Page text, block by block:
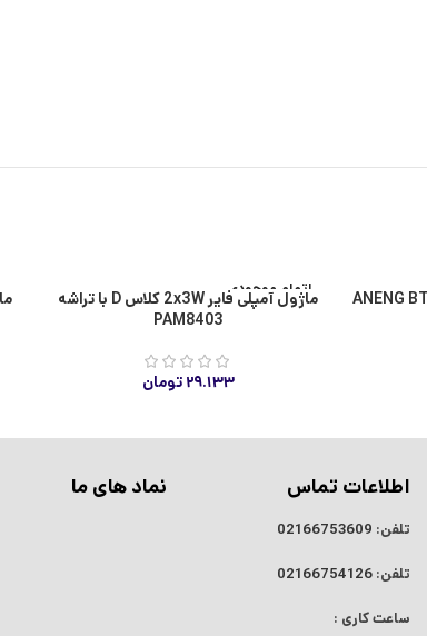
اتمام موجودی
ماژول آمپلی فایر 2x3W کلاس D با تراشه
PAM8403
۲۹.۱۳۳ تومان
اطلاعات تماس
تلفن: 02166753609
تلفن:02166754126
ساعت کاری :
نماد های ما